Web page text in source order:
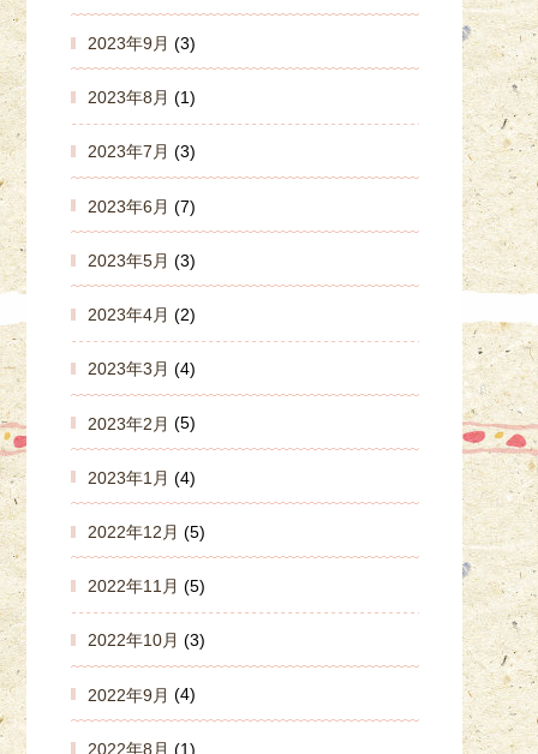
2023年9月 (3)
2023年8月 (1)
2023年7月 (3)
2023年6月 (7)
2023年5月 (3)
2023年4月 (2)
2023年3月 (4)
2023年2月 (5)
2023年1月 (4)
2022年12月 (5)
2022年11月 (5)
2022年10月 (3)
2022年9月 (4)
2022年8月 (1)